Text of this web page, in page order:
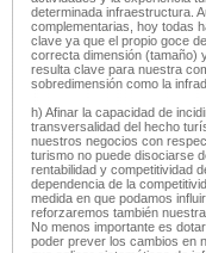
determinada infraestructura.
complementarias, hoy todas
clave ya que el propio goce
correcta dimensión (tamaño)
resulta clave para nuestra
sobredimensión como la
h) Afinar la capacidad de
transversalidad del hecho
nuestros negocios con
turismo no puede disociarse
rentabilidad y competitividad
dependencia de la
medida en que podamos
reforzaremos también
No menos importante es
poder prever los cambios en